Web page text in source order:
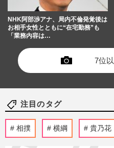
NHK阿部渉アナ、局内不倫発覚後は
お相手女性とともに“在宅勤務”も
「業務内容は…
7位
注目のタグ
相撲 横綱 貴乃花